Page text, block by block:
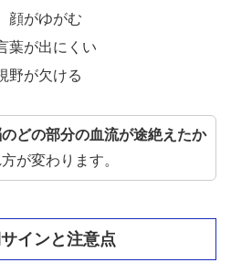
顔がゆがむ
葉が出にくい
野が欠ける
のどの部分の血流が途絶えたか
が変わります。
インと注意点